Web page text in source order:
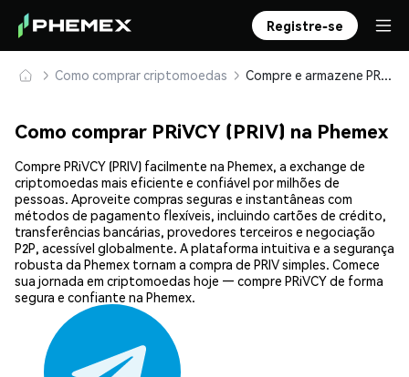
Registre-se
Como comprar criptomoedas Compre e armazene PRiVCY (PRIV) com segurança
Como comprar PRiVCY (PRIV) na Phemex
Compre PRiVCY (PRIV) facilmente na Phemex, a exchange de
criptomoedas mais eficiente e confiável por milhões de
pessoas. Aproveite compras seguras e instantâneas com
métodos de pagamento flexíveis, incluindo cartões de crédito,
transferências bancárias, provedores terceiros e negociação
P2P, acessível globalmente. A plataforma intuitiva e a segurança
robusta da Phemex tornam a compra de PRIV simples. Comece
sua jornada em criptomoedas hoje — compre PRiVCY de forma
segura e confiante na Phemex.